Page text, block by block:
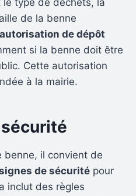
type de déchets, la
de la benne
autorisation de dépôt
si la benne doit être
Cette autorisation
à la mairie.
benne, il convient de
de sécuritépour
inclut des règles